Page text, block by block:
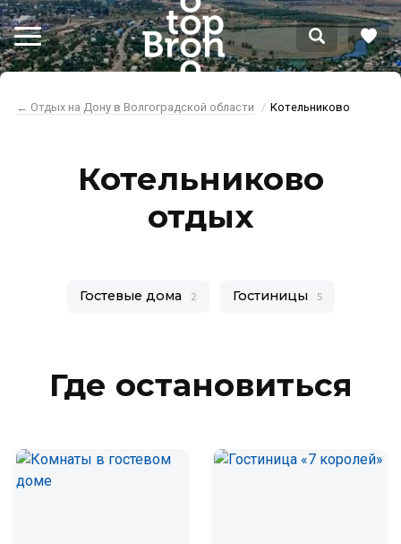
← Отдых на Дону в Волгоградской области Котельниково
Котельниково
отдых
Гостевые дома 2 Гостиницы 5
Где остановиться